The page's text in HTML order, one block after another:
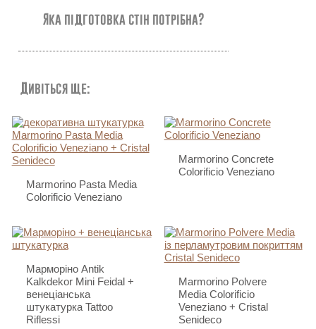
Яка підготовка стін потрібна?
Дивіться ще:
Marmorino Pasta Media
Colorificio Veneziano
Marmorino Concrete
Colorificio Veneziano
Марморіно Antik
Kalkdekor Mini Feidal +
венеціанська
штукатурка Tattoo
Riflessi
Marmorino Polvere
Media Colorificio
Veneziano + Cristal
Senideco